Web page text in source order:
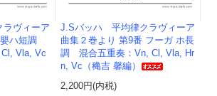
ヴィーア
嬰ハ短調
Vla, Vc
J.Sバッハ 平均律クラヴィーア
曲集２巻より 第9番 フーガ ホ長
調 混合五重奏：Vn, Cl, Vla, Hr
n, Vc（穐吉 馨編）
2,200円(内税)